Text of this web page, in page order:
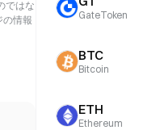
ではな
の情報
GateToken
BTC
Bitcoin
ETH
Ethereum